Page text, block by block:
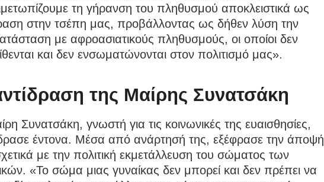
τη γήρανση του πληθυσμού αποκλειστικά ως
στην τσέπη μας, προβάλλοντας ως δήθεν λύση την
με αφροασιατικούς πληθυσμούς, οι οποίοι δεν
και δεν ενσωματώνονται στον πολιτισμό μας».
της Μαίρης Συνατσάκη
Συνατσάκη, γνωστή για τις κοινωνικές της ευαισθησίες,
έντονα. Μέσα από ανάρτησή της, εξέφρασε την άποψή
με την πολιτική εκμετάλλευση του σώματος των
«Το σώμα μιας γυναίκας δεν μπορεί και δεν πρέπει να